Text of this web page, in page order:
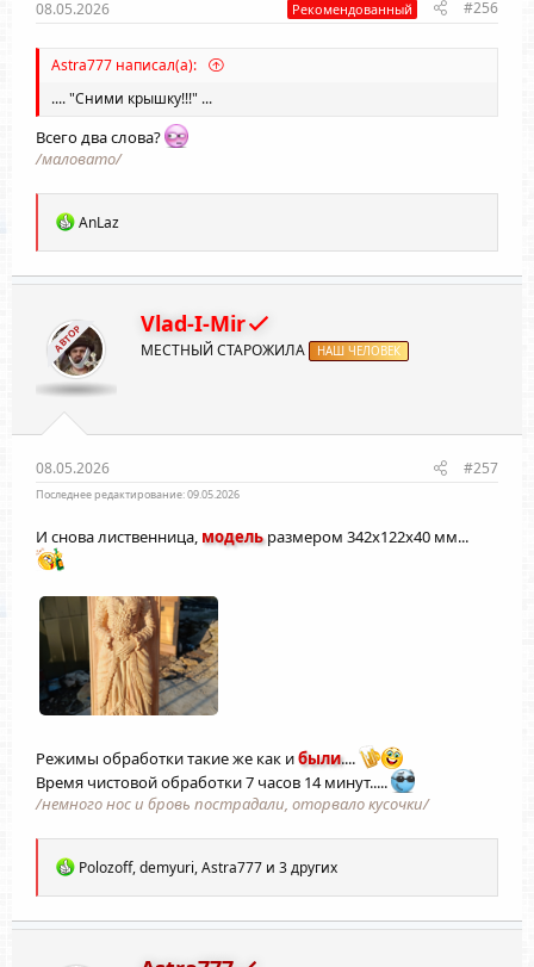
08.05.2026 Рекомендованный #256
Astra777 написал(а):
.... "Сними крышку!!!" ...
Всего два слова?
/маловато/
Р
а
к
и
и
:
AnLaz
АВТОР Vlad-I-Mir
МЕСТНЫЙ СТАРОЖИЛА НАШ ЧЕЛОВЕК
08.05.2026 #257
Последнее редактирование:09.05.2026
И снова лиственница, модельразмером 342х122х40 мм...
Режимы обработки такие же как ибыли....
Время чистовой обработки 7 часов 14 минут.....
/немного нос и бровь пострадали, оторвало кусочки/
Р
а
к
и
Polozoff,demyuri,Astra777 и 3 других